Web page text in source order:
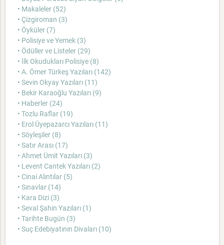
• Makaleler (52)
• Çizgiroman (3)
• Öyküler (7)
• Polisiye ve Yemek (3)
• Ödüller ve Listeler (29)
• İlk Okudukları Polisiye (8)
• A. Ömer Türkeş Yazıları (142)
• Sevin Okyay Yazıları (11)
• Bekir Karaoğlu Yazıları (9)
• Haberler (24)
• Tozlu Raflar (19)
• Erol Üyepazarcı Yazıları (11)
• Söyleşiler (8)
• Satır Arası (17)
• Ahmet Ümit Yazıları (3)
• Levent Cantek Yazıları (2)
• Cinai Alıntılar (5)
• Sınavlar (14)
• Kara Dizi (3)
• Seval Şahin Yazıları (1)
• Tarihte Bugün (3)
• Suç Edebiyatının Divaları (10)